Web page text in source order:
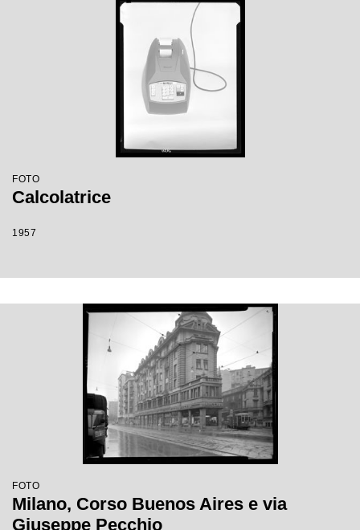
FOTO
Calcolatrice
1957
FOTO
Milano, Corso Buenos Aires e via
Giuseppe Pecchio